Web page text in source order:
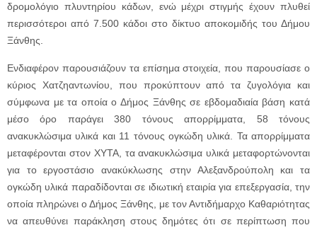
δρομολόγιο πλυντηρίου κάδων, ενώ μέχρι στιγμής έχουν πλυθεί
περισσότεροι από 7.500 κάδοι στο δίκτυο αποκομιδής του Δήμου
Ξάνθης.
Ενδιαφέρον παρουσιάζουν τα επίσημα στοιχεία, που παρουσίασε ο
κύριος Χατζηαντωνίου, που προκύπτουν από τα ζυγολόγια και
σύμφωνα με τα οποία ο Δήμος Ξάνθης σε εβδομαδιαία βάση κατά
μέσο όρο παράγει 380 τόνους απορρίμματα, 58 τόνους
ανακυκλώσιμα υλικά και 11 τόνους ογκώδη υλικά. Τα απορρίμματα
μεταφέρονται στον ΧΥΤΑ, τα ανακυκλώσιμα υλικά μεταφορτώνονται
για το εργοστάσιο ανακύκλωσης στην Αλεξανδρούπολη και τα
ογκώδη υλικά παραδίδονται σε ιδιωτική εταιρία για επεξεργασία, την
οποία πληρώνει ο Δήμος Ξάνθης, με τον Αντιδήμαρχο Καθαριότητας
να απευθύνει παράκληση στους δημότες ότι σε περίπτωση που